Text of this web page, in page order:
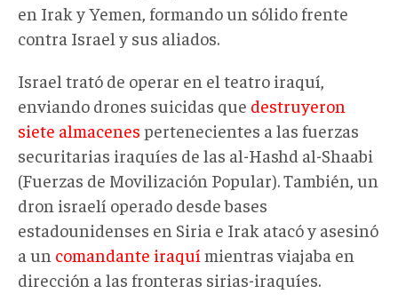
en Irak y Yemen, formando un sólido frente
contra Israel y sus aliados.
Israel trató de operar en el teatro iraquí,
enviando drones suicidas que destruyeron
siete almacenes pertenecientes a las fuerzas
securitarias iraquíes de las al-Hashd al-Shaabi
(Fuerzas de Movilización Popular). También, un
dron israelí operado desde bases
estadounidenses en Siria e Irak atacó y asesinó
a un comandante iraquí mientras viajaba en
dirección a las fronteras sirias-iraquíes.